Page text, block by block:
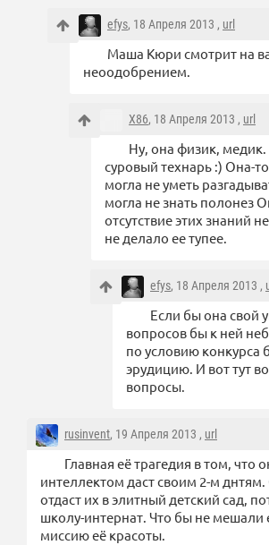
efys, 18 Апреля 2013 , url
Маша Кюри смотрит на
неоодобрением.
X86, 18 Апреля 2013 , url
Ну, она физик,
суровый технарь :) Она-
могла не уметь
могла не знать полонез
отсутствие этих знаний
не делало ее тупее.
efys, 18 Апреля 2013 ,
Если бы она свой
вопросов бы к ней
по условию конкурса
эрудицию. И вот тут
вопросы.
rusinvent, 19 Апреля 2013 , url
Главная её трагедия в том, что
интеллектом даст своим 2-м днтям.
отдаст их в элитный детский сад,
школу-интернат. Что бы не мешали
миссию её красоты.